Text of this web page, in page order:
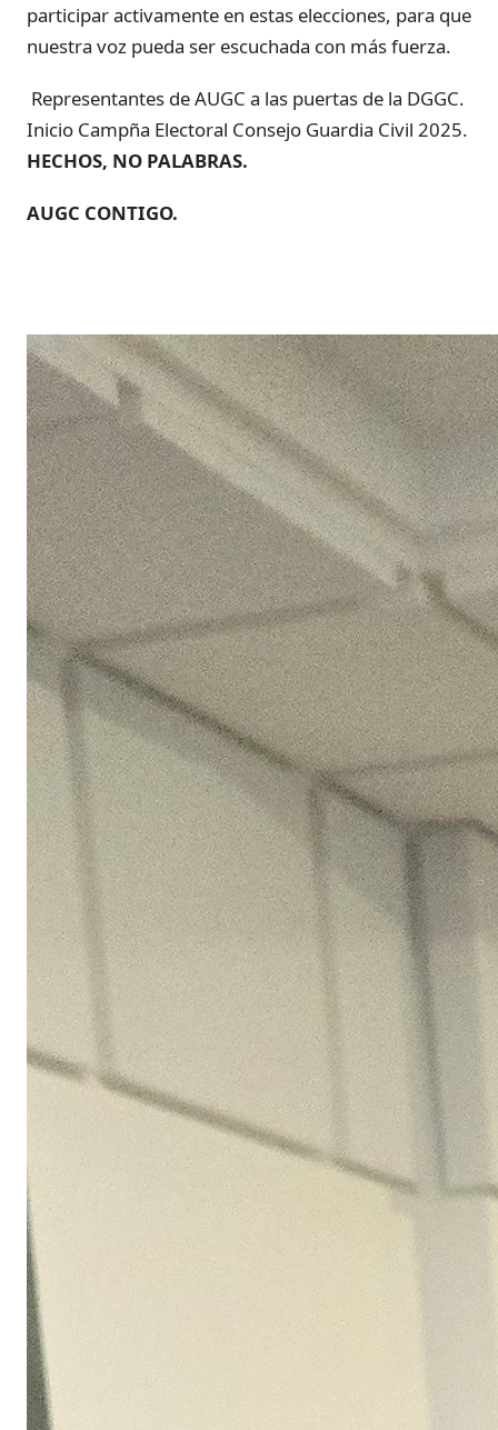
participar activamente en estas elecciones, para que
nuestra voz pueda ser escuchada con más fuerza.
Representantes de AUGC a las puertas de la DGGC.
Inicio Campña Electoral Consejo Guardia Civil 2025.
HECHOS, NO PALABRAS.
AUGC CONTIGO.